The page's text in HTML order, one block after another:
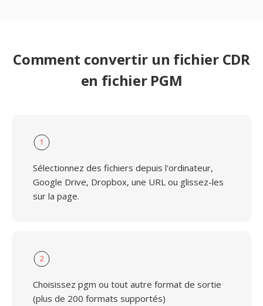
Comment convertir un fichier CDR
en fichier PGM
1
Sélectionnez des fichiers depuis l'ordinateur,
Google Drive, Dropbox, une URL ou glissez-les
sur la page.
2
Choisissez pgm ou tout autre format de sortie
(plus de 200 formats supportés)